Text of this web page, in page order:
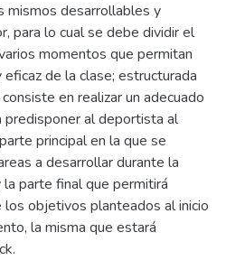
mismos desarrollables y
para lo cual se debe dividir el
momentos que permitan
de la clase; estructurada
en realizar un adecuado
al deportista al
principal en la que se
a desarrollar durante la
parte final que permitirá
objetivos planteados al inicio
la misma que estará